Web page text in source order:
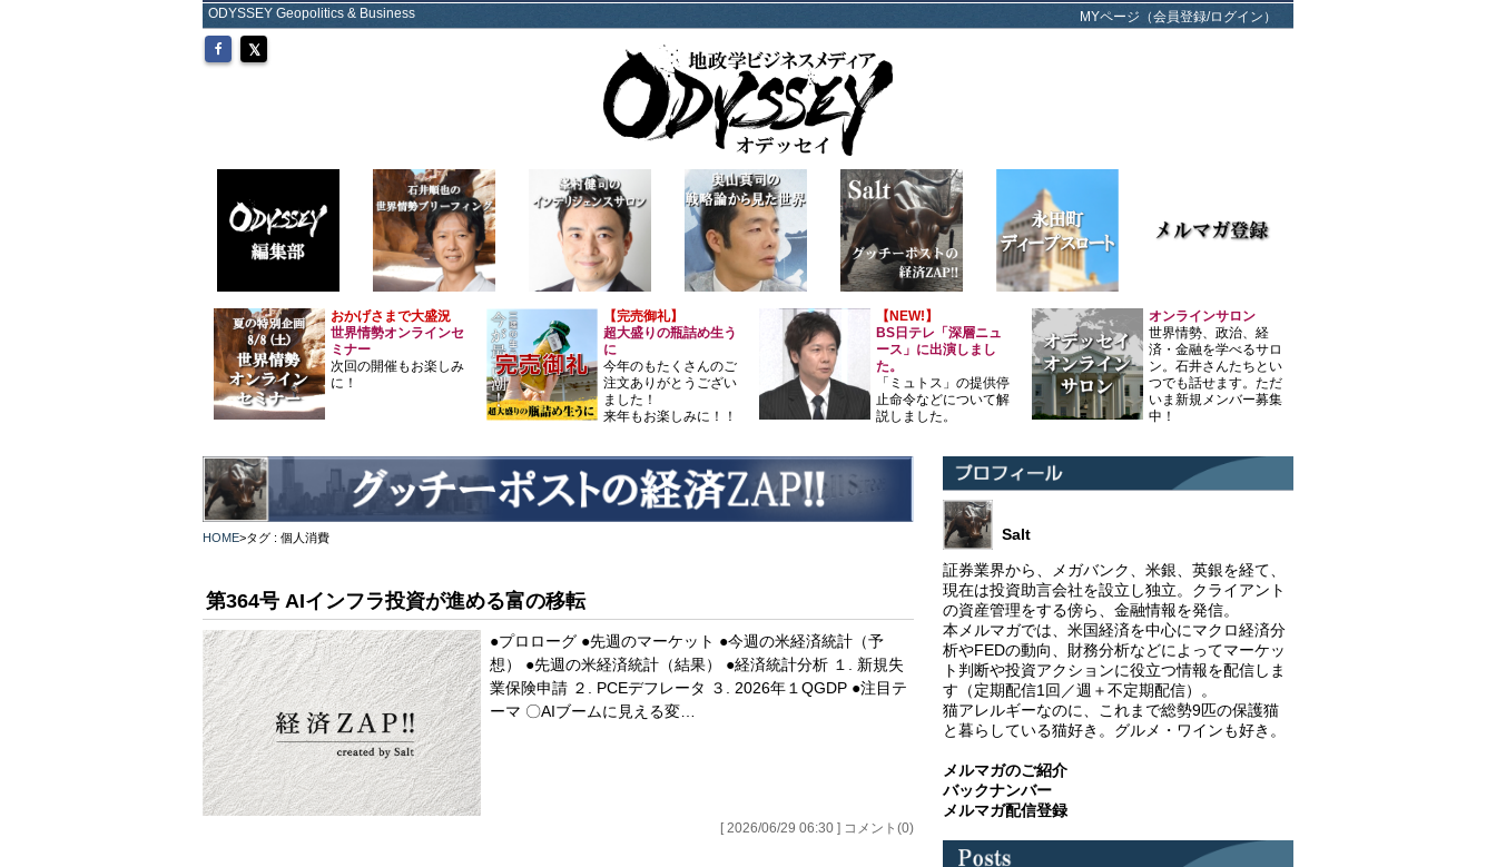
ODYSSEY Geopolitics & Business MYページ（会員登録/ログイン）
おかげさまで大盛況
世界情勢オンラインセ
ミナー
次回の開催もお楽しみ
に！
【完売御礼】
超大盛りの瓶詰め生う
に
今年のもたくさんのご
注文ありがとうござい
ました！
来年もお楽しみに！！
【NEW!】
BS日テレ「深層ニュ
ース」に出演しまし
た。
「ミュトス」の提供停
止命令などについて解
説しました。
オンラインサロン
世界情勢、政治、経
済・金融を学べるサロ
ン。石井さんたちとい
つでも話せます。ただ
いま新規メンバー募集
中！
HOME>タグ : 個人消費
第364号 AIインフラ投資が進める富の移転
●プロローグ ●先週のマーケット ●今週の米経済統計（予
想） ●先週の米経済統計（結果） ●経済統計分析 １. 新規失
業保険申請 ２. PCEデフレータ ３. 2026年１QGDP ●注目テ
ーマ 〇AIブームに見える変…
[ 2026/06/29 06:30 ] コメント(0)
Salt
証券業界から、メガバンク、米銀、英銀を経て、
現在は投資助言会社を設立し独立。クライアント
の資産管理をする傍ら、金融情報を発信。
本メルマガでは、米国経済を中心にマクロ経済分
析やFEDの動向、財務分析などによってマーケッ
ト判断や投資アクションに役立つ情報を配信しま
す（定期配信1回／週＋不定期配信）。
猫アレルギーなのに、これまで総勢9匹の保護猫
と暮らしている猫好き。グルメ・ワインも好き。
メルマガのご紹介
バックナンバー
メルマガ配信登録